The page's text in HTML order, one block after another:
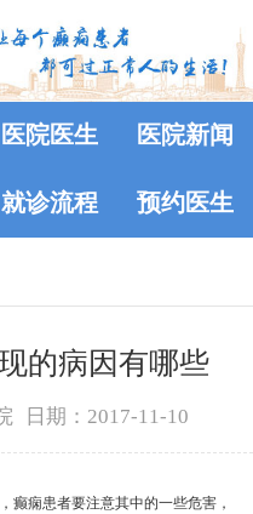
医院医生 医院新闻
就诊流程 预约医生
的病因有哪些
日期：2017-11-10
癫痫患者要注意其中的一些危害，